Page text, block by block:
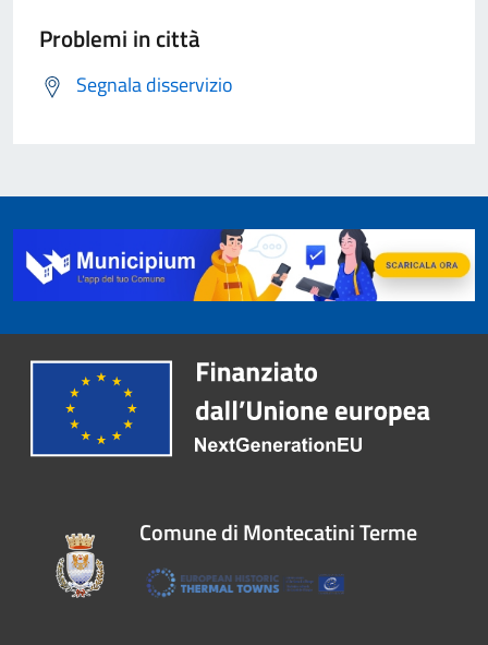
Problemi in città
Segnala disservizio
Comune di Montecatini Terme